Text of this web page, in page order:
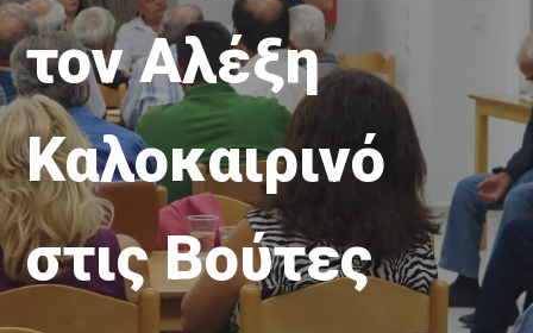
τον Αλέξη
Καλοκαιρινό
στις Βούτες